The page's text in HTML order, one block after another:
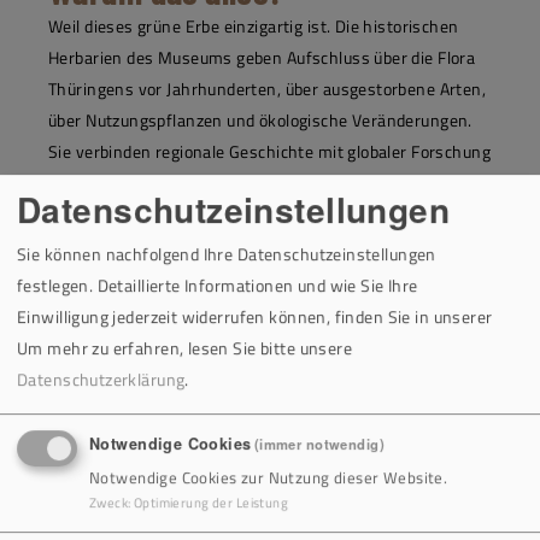
Weil dieses grüne Erbe einzigartig ist. Die historischen
Herbarien des Museums geben Aufschluss über die Flora
Thüringens vor Jahrhunderten, über ausgestorbene Arten,
über Nutzungspflanzen und ökologische Veränderungen.
Sie verbinden regionale Geschichte mit globaler Forschung
– und werden durch das Projekt auch für zukünftige
Generationen zugänglich gemacht.
Bewahren, sichtbar machen,
verstehen
Das KEK-Modellprojekt in Rudolstadt zeigt eindrucksvoll,
wie moderne Technik, interdisziplinäre Zusammenarbeit
wertvolles Kulturgut zu retten. Wer das Naturhistorische
Museum besucht, blickt nicht nur auf gepresste Pflanzen
– sondern auf lebendige Geschichte.
Datenschutzeinstellungen
Sie können nachfolgend Ihre Datenschutzeinstellungen
festlegen. Detaillierte Informationen und wie Sie Ihre
Einwilligung jederzeit widerrufen können, finden Sie in unserer
Um mehr zu erfahren, lesen Sie bitte unsere
Datenschutzerklärung.
Notwendige Cookies(immer notwendig)
Notwendige Cookies zur Nutzung dieser Website.
Zweck:Optimierung der Leistung